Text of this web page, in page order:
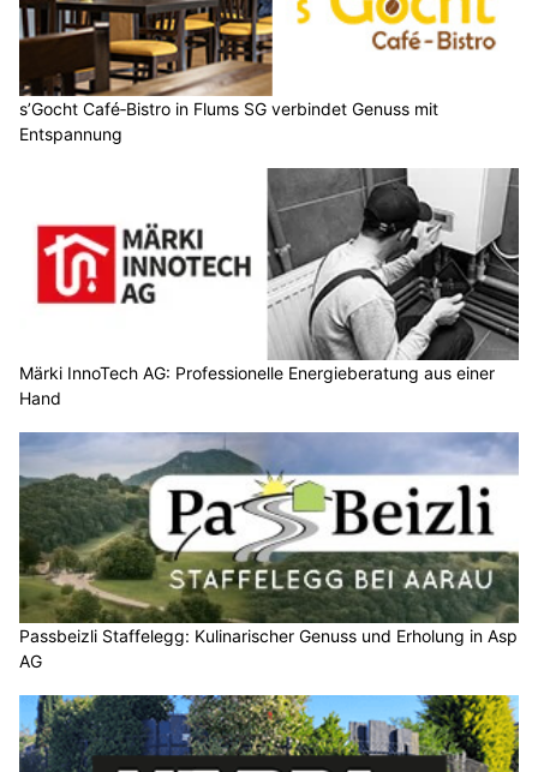
s’Gocht Café‑Bistro in Flums SG verbindet Genuss mit
Entspannung
Märki InnoTech AG: Professionelle Energieberatung aus einer
Hand
Passbeizli Staffelegg: Kulinarischer Genuss und Erholung in Asp
AG